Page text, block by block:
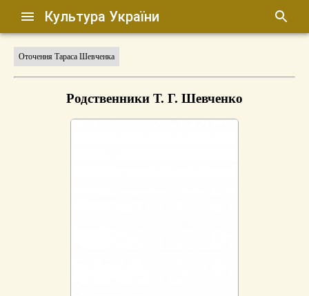
Культура України
Оточення Тараса Шевченка
Родственники Т. Г. Шевченко